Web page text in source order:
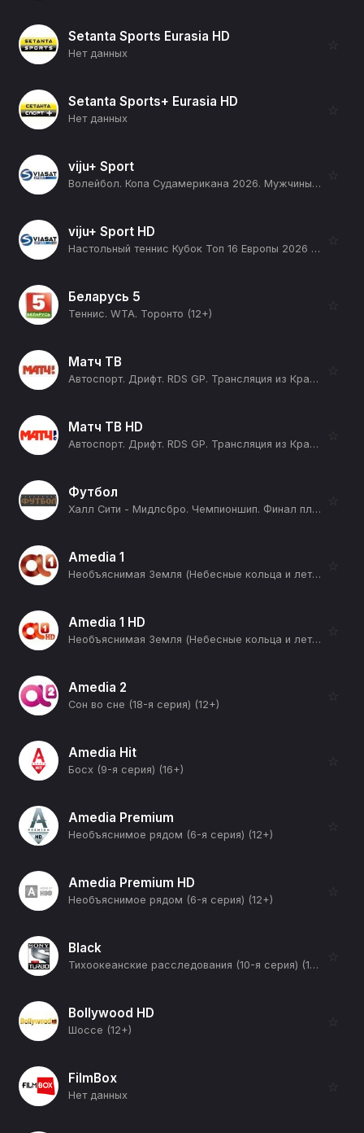
Setanta Sports Eurasia HD
Нет данных
☆
Setanta Sports+ Eurasia HD
Нет данных
☆
viju+ Sport
Волейбол. Копа Судамерикана 2026. Мужчины. День 3. Прямая трансляция. Аргентина - Чили (12+)
☆
viju+ Sport HD
Настольный теннис Кубок Топ 16 Европы 2026 (Монтре, Швейцария). Мужчины. Женщины. 1/4 финала. Часть 1 (4 матча) (12+)
☆
Беларусь 5
Теннис. WTA. Торонто (12+)
☆
Матч ТВ
Автоспорт. Дрифт. RDS GP. Трансляция из Красноярска (12+)
☆
Матч ТВ HD
Автоспорт. Дрифт. RDS GP. Трансляция из Красноярска (12+)
☆
Футбол
Халл Сити - Мидлсбро. Чемпионшип. Финал плей-офф. Сезон 25/26 (12+)
☆
Amedia 1
Необъяснимая Земля (Небесные кольца и летающие пауки) (12+)
☆
Amedia 1 HD
Необъяснимая Земля (Небесные кольца и летающие пауки) (12+)
☆
Amedia 2
Сон во сне (18-я серия) (12+)
☆
Amedia Hit
Босх (9-я серия) (16+)
☆
Amedia Premium
Необъяснимое рядом (6-я серия) (12+)
☆
Amedia Premium HD
Необъяснимое рядом (6-я серия) (12+)
☆
Black
Тихоокеанские расследования (10-я серия) (16+)
☆
Bollywood HD
Шоссе (12+)
☆
FilmBox
Нет данных
☆